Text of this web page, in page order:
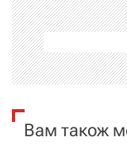
а
ц
і
я Вам також